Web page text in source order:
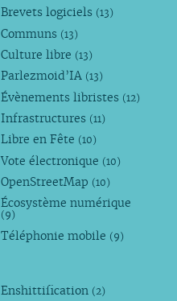
Brevets logiciels (13)
Communs (13)
Culture libre (13)
Parlezmoid’IA (13)
Évènements libristes (12)
Infrastructures (11)
Libre en Fête (10)
Vote électronique (10)
OpenStreetMap (10)
Écosystème numérique
(9)
Téléphonie mobile (9)
Enshittification (2)